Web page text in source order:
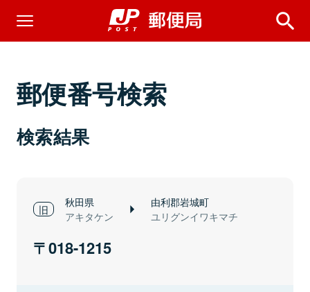
郵便番号検索
検索結果
秋田県
アキタケン
由利郡岩城町
ユリグンイワキマチ
018-1215